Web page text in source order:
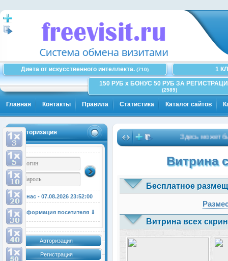
Диета от искусственного интеллекта. (710)
1
150 РУБ x БОНУС 50 РУБ ЗА
(2589)
Главная Контакты Правила Статистика Каталог сайтов
Авторизация
У нас - 07.08.2026 23:52:00
Информация посетителя ⇓
Авторизация
Регистрация
Здесь может быть
Витрина
Бесплатное
Витрина всех